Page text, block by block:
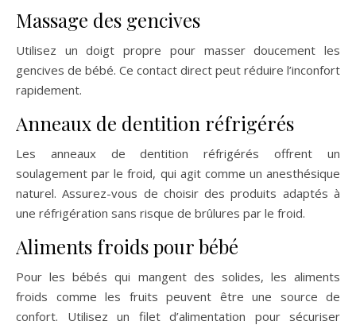
Massage des gencives
Utilisez un doigt propre pour masser doucement les
gencives de bébé. Ce contact direct peut réduire l’inconfort
rapidement.
Anneaux de dentition réfrigérés
Les anneaux de dentition réfrigérés offrent un
soulagement par le froid, qui agit comme un anesthésique
naturel. Assurez-vous de choisir des produits adaptés à
une réfrigération sans risque de brûlures par le froid.
Aliments froids pour bébé
Pour les bébés qui mangent des solides, les aliments
froids comme les fruits peuvent être une source de
confort. Utilisez un filet d’alimentation pour sécuriser